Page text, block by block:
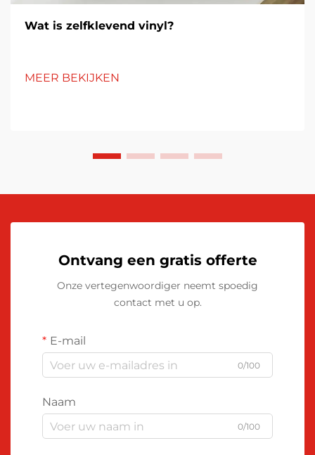
Wat is zelfklevend vinyl?
MEER BEKIJKEN
Ontvang een gratis offerte
Onze vertegenwoordiger neemt spoedig
contact met u op.
E-mail
0/100
Naam
0/100